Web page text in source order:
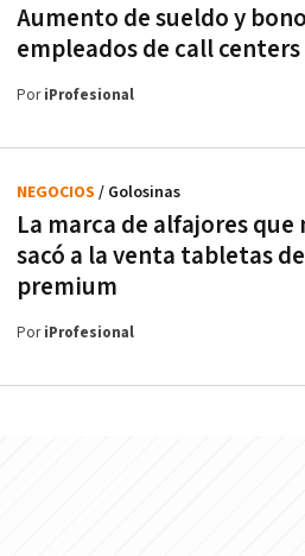
Aumento de sueldo y
empleados de call centers
PoriProfesional
La marca de alfajores que
sacó a la venta tabletas
premium
NEGOCIOS / Golosinas
PoriProfesional